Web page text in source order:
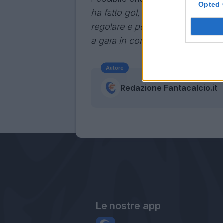
Opted
ha fatto gol, poi ha preso un
regolare e poi ha conquistato il
a gara in corso".
Autore
Redazione Fantacalcio.it
Le nostre app